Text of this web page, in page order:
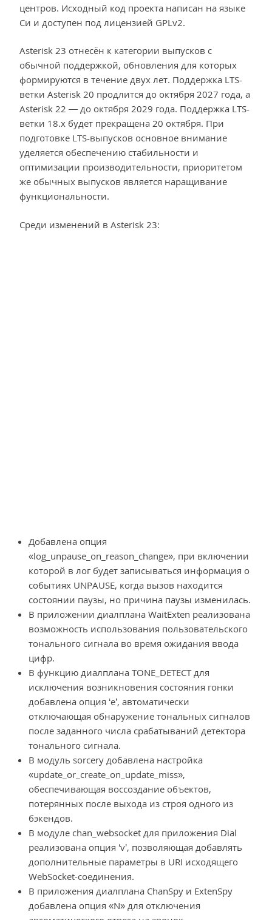
центров. Исходный код проекта написан на языке
Си и доступен под лицензией GPLv2.
Asterisk 23 отнесён к категории выпусков с
обычной поддержкой, обновления для которых
формируются в течение двух лет. Поддержка LTS-
ветки Asterisk 20 продлится до октября 2027 года, а
Asterisk 22 — до октября 2029 года. Поддержка LTS-
ветки 18.x будет прекращена 20 октября. При
подготовке LTS-выпусков основное внимание
уделяется обеспечению стабильности и
оптимизации производительности, приоритетом
же обычных выпусков является наращивание
функциональности.
Среди изменений в Asterisk 23:
Добавлена опция
«log_unpause_on_reason_change», при включении
которой в лог будет записываться информация о
событиях UNPAUSE, когда вызов находится
состоянии паузы, но причина паузы изменилась.
В приложении диалплана WaitExten реализована
возможность использования пользовательского
тонального сигнала во время ожидания ввода
цифр.
В функцию диалплана TONE_DETECT для
исключения возникновения состояния гонки
добавлена опция ‘e’, автоматически
отключающая обнаружение тональных сигналов
после заданного числа срабатываний детектора
тонального сигнала.
В модуль sorcery добавлена настройка
«update_or_create_on_update_miss»,
обеспечивающая воссоздание объектов,
потерянных после выхода из строя одного из
бэкендов.
В модуле chan_websocket для приложения Dial
реализована опция ‘v’, позволяющая добавлять
дополнительные параметры в URI исходящего
WebSocket-соединения.
В приложения диалплана ChanSpy и ExtenSpy
добавлена опция «N» для отключения